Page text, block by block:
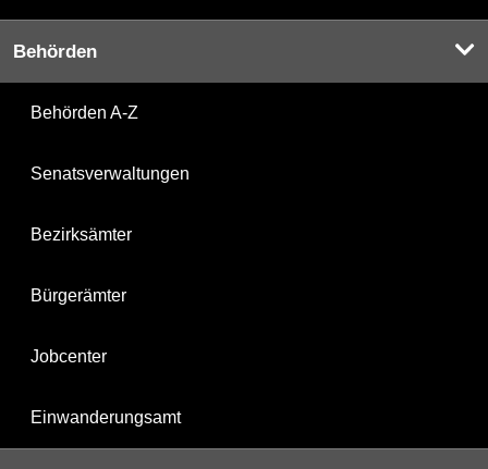
Behörden
Behörden A-Z
Senatsverwaltungen
Bezirksämter
Bürgerämter
Jobcenter
Einwanderungsamt